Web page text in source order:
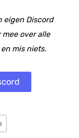
eigen Discord
over alle
mis niets.